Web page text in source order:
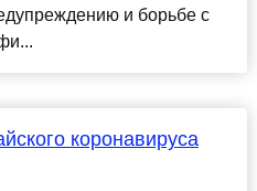
и борьбе с
коронавируса